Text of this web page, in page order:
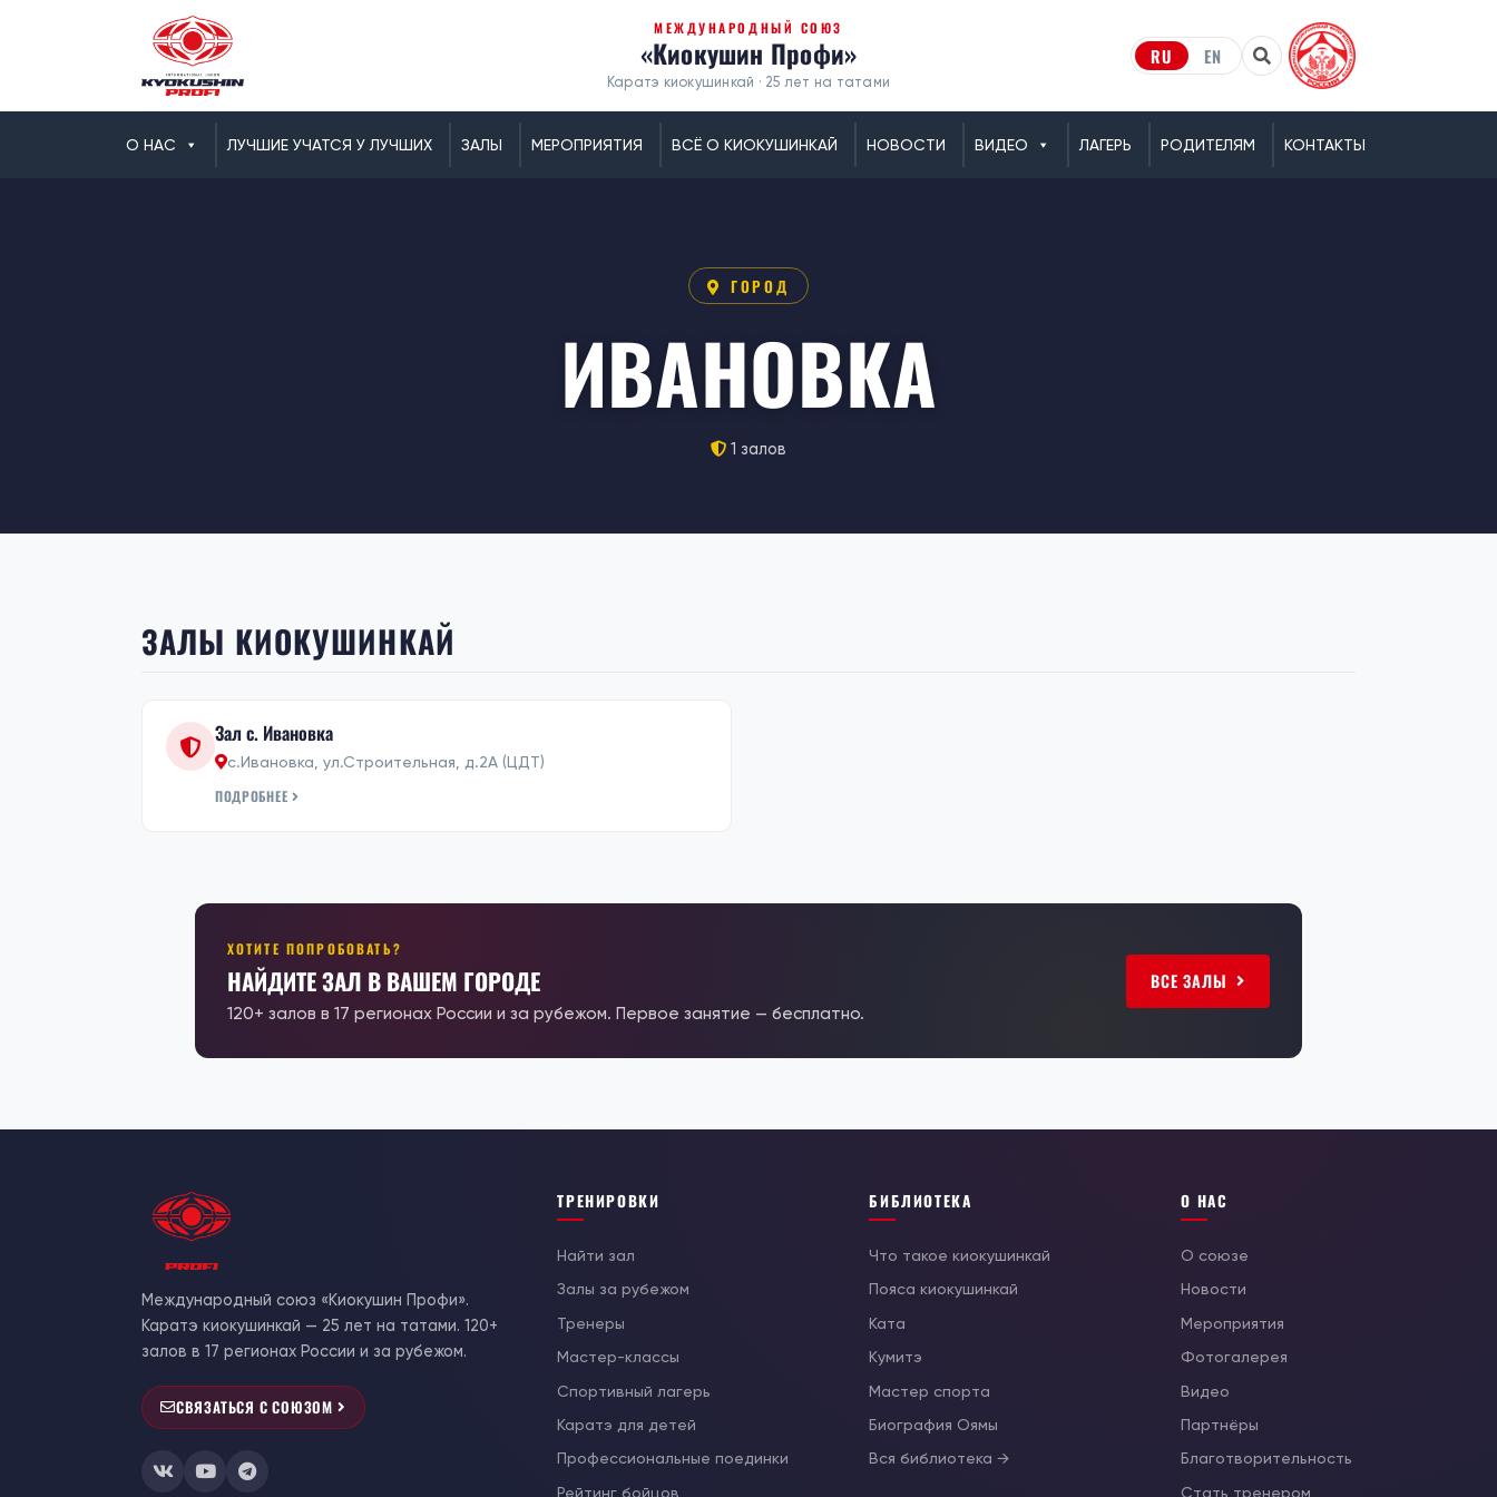
МЕЖДУНАРОДНЫЙ СОЮЗ
«Киокушин Профи»
Каратэ киокушинкай · 25 лет на татами
RU EN
О НАС ЛУЧШИЕ УЧАТСЯ У ЛУЧШИХ ЗАЛЫ МЕРОПРИЯТИЯ ВСЁ О КИОКУШИНКАЙ НОВОСТИ ВИДЕО ЛАГЕРЬ РОДИТЕЛЯМ КОНТАКТЫ
ГОРОД
ИВАНОВКА
1 залов
ЗАЛЫ КИОКУШИНКАЙ
Зал с. Ивановка
с.Ивановка, ул.Строительная, д.2А (ЦДТ)
ПОДРОБНЕЕ
ХОТИТЕ ПОПРОБОВАТЬ?
НАЙДИТЕ ЗАЛ В ВАШЕМ ГОРОДЕ
120+ залов в 17 регионах России и за рубежом. Первое занятие — бесплатно.
ВСЕ ЗАЛЫ
Международный союз «Киокушин Профи».
Каратэ киокушинкай — 25 лет на татами. 120+
залов в 17 регионах России и за рубежом.
СВЯЗАТЬСЯ С СОЮЗОМ
ТРЕНИРОВКИ
Найти зал
Залы за рубежом
Тренеры
Мастер-классы
Спортивный лагерь
Каратэ для детей
Профессиональные поединки
Рейтинг бойцов
БИБЛИОТЕКА
Что такое киокушинкай
Пояса киокушинкай
Ката
Кумитэ
Мастер спорта
Биография Оямы
Вся библиотека →
О НАС
О союзе
Новости
Мероприятия
Фотогалерея
Видео
Партнёры
Благотворительность
Стать тренером